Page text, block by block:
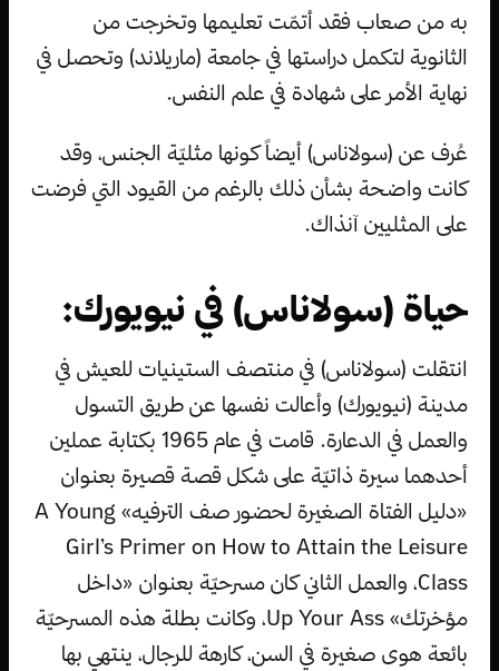
به من صعاب فقد أتمّت تعليمها وتخرجت من
الثانوية لتكمل دراستها في جامعة (ماريلاند) وتحصل في
نهاية الأمر على شهادة في علم النفس.
عُرف عن (سولاناس) أيضاً كونها مثليّة الجنس، وقد
كانت واضحة بشأن ذلك بالرغم من القيود التي فرضت
على المثليين آنذاك.
حياة (سولاناس) في نيويورك:
انتقلت (سولاناس) في منتصف الستينيات للعيش في
مدينة (نيويورك) وأعالت نفسها عن طريق التسول
والعمل في الدعارة. قامت في عام 1965 بكتابة عملين
أحدهما سيرة ذاتيّة على شكل قصة قصيرة بعنوان
«دليل الفتاة الصغيرة لحضور صف الترفيه» A Young
Girl’s Primer on How to Attain the Leisure
Class، والعمل الثاني كان مسرحيّة بعنوان «داخل
مؤخرتك» Up Your Ass، وكانت بطلة هذه المسرحيّة
بائعة هوى صغيرة في السن، كارهة للرجال، ينتهي بها